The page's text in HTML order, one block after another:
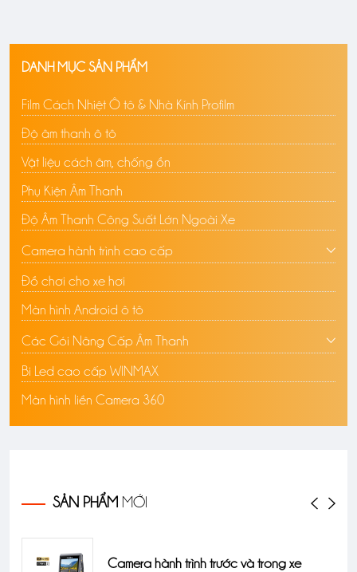
DANH MỤC SẢN PHẨM
Film Cách Nhiệt Ô tô & Nhà Kính Profilm
Độ âm thanh ô tô
Vật liệu cách âm, chống ồn
Phụ Kiện Âm Thanh
Độ Âm Thanh Công Suất Lớn Ngoài Xe
Camera hành trình cao cấp
Đồ chơi cho xe hơi
Màn hình Android ô tô
Các Gói Nâng Cấp Âm Thanh
Bi Led cao cấp WINMAX
Màn hình liền Camera 360
SẢN PHẨM MỚI
Camera hành trình trước và trong xe